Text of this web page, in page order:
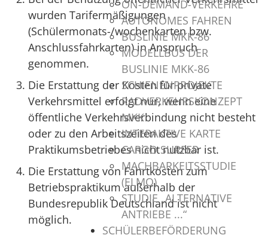
ON-DEMAND-VERKEHRE
AUTONOMES FAHREN
BUSLINIE MKK-86
MODELLBUS DER
BUSLINIE MKK-86
SCHIENENPROJEKTE
RADVERKEHRSKONZEPT
MKK
INTERAKTIVE KARTE
CARGO SURFER
MACHBARKEITSSTUDIE
(ELMO)
STUDIE „ALTERNATIVE
ANTRIEBE ...“
SCHÜLERBEFÖRDERUNG
wurden Tarifermäßigungen
(Schülermonats-/wochenkarten bzw.
Anschlussfahrkarten) in Anspruch
genommen.
Die Erstattung der Kosten für private
Verkehrsmittel erfolgt nur, wenn eine
öffentliche Verkehrsverbindung nicht besteht
oder zu den Arbeitszeiten des
Praktikumsbetriebes nicht nutzbar ist.
Die Erstattung von Fahrtkosten zum
Betriebspraktikum außerhalb der
Bundesrepublik Deutschland ist nicht
möglich.